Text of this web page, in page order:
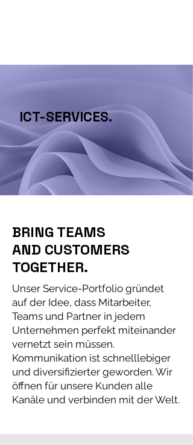
BRING TEAMS
AND CUSTOMERS
TOGETHER.
Unser Service-Portfolio gründet
auf der Idee, dass Mitarbeiter,
Teams und Partner in jedem
Unternehmen perfekt miteinander
vernetzt sein müssen.
Kommunikation ist schnelllebiger
und diversifizierter geworden. Wir
öffnen für unsere Kunden alle
Kanäle und verbinden mit der Welt.
ICT-SERVICES.